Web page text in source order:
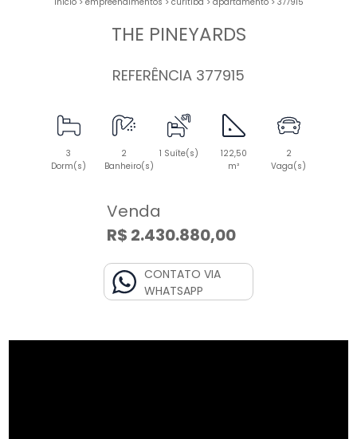
THE PINEYARDS
REFERÊNCIA 377915
3
Dorm(s)
2
Banheiro(s)
1 Suíte(s)
122,50
m²
2
Vaga(s)
Venda
R$ 2.430.880,00
CONTATO VIA
WHATSAPP